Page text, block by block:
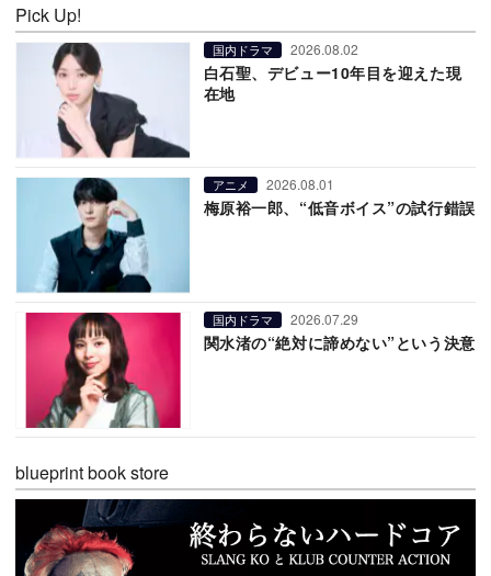
Pick Up!
国内ドラマ 2026.08.02
白石聖、デビュー10年目を迎えた現
在地
アニメ 2026.08.01
梅原裕一郎、“低音ボイス”の試行錯誤
国内ドラマ 2026.07.29
関水渚の“絶対に諦めない”という決意
blueprint book store